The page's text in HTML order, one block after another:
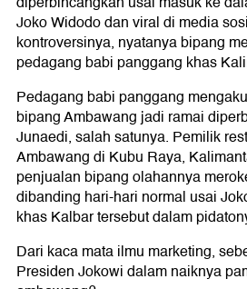
Joko Widodo dan viral di media
kontroversinya, nyatanya bipang
pedagang babi panggang khas
Pedagang babi panggang
bipang Ambawang jadi ramai
Junaedi, salah satunya. Pemilik
Ambawang di Kubu Raya,
penjualan bipang olahannya
dibanding hari-hari normal usai
khas Kalbar tersebut dalam
Dari kaca mata ilmu marketing,
Presiden Jokowi dalam naiknya